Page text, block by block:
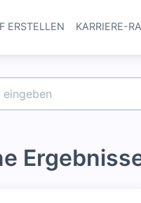
Haupt-
ERSTELLEN KARRIERE-